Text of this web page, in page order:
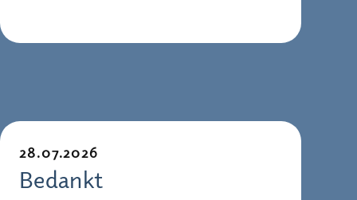
28.07.2026
Bedankt